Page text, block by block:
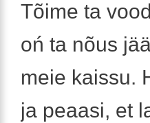
Tõime ta
oń ta nõus
meie kaissu.
ja peaasi, et